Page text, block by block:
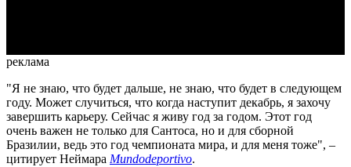
реклама
"Я не знаю, что будет дальше, не знаю, что будет в следующем
году. Может случиться, что когда наступит декабрь, я захочу
завершить карьеру. Сейчас я живу год за годом. Этот год
очень важен не только для Сантоса, но и для сборной
Бразилии, ведь это год чемпионата мира, и для меня тоже", –
цитирует Неймара Mundodeportivo.